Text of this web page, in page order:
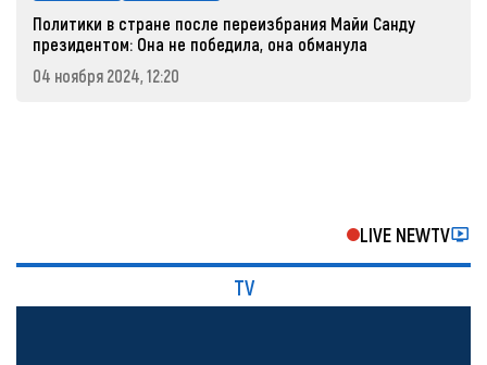
Политики в стране после переизбрания Майи Санду
президентом: Она не победила, она обманула
04 ноября 2024, 12:20
LIVE NEWTV
TV